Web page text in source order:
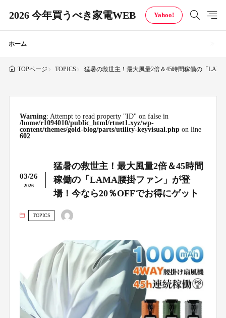
2026 今年買うべき家電WEB Yahoo!
ホーム
TOPページ TOPICS 猛暑の救世主！最大風量2倍＆45時間稼働の「
Warning: Attempt to read property "ID" on false in
/home/r1094010/public_html/rtnet1.xyz/wp-
content/themes/gold-blog/parts/utility-keyvisual.phpon line
602
03/26
2026
猛暑の救世主！最大風量2倍＆45時間
稼働の「LAMA腰掛ファン」が登
場！今なら20％OFFでお得にゲット
TOPICS